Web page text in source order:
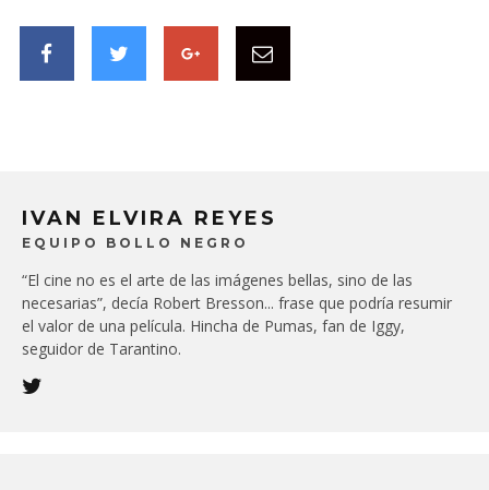
IVAN ELVIRA REYES
EQUIPO BOLLO NEGRO
“El cine no es el arte de las imágenes bellas, sino de las
necesarias”, decía Robert Bresson... frase que podría resumir
el valor de una película. Hincha de Pumas, fan de Iggy,
seguidor de Tarantino.